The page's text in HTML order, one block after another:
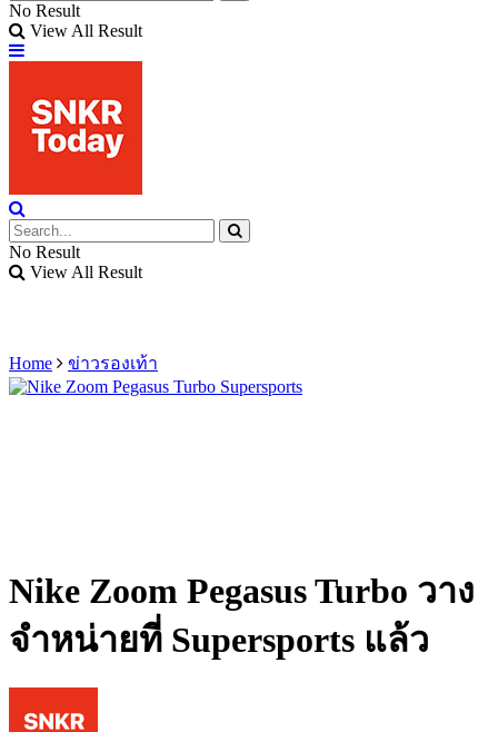
No Result
View All Result
No Result
View All Result
Home ข่าวรองเท้า
Nike Zoom Pegasus Turbo วาง
จำหน่ายที่ Supersports แล้ว